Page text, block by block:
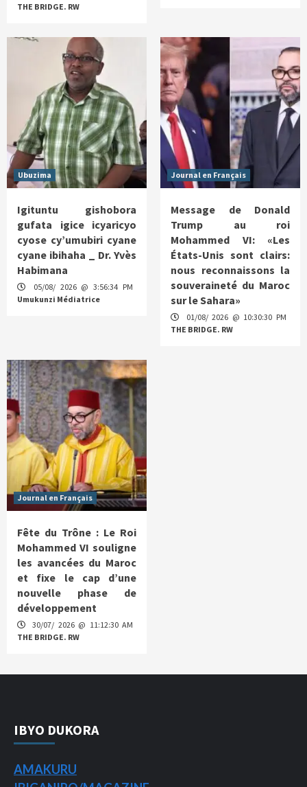
THE BRIDGE. RW
Ubuzima
Igituntu gishobora
gufata igice icyaricyo
cyose cy’umubiri cyane
cyane ibihaha _ Dr. Yvès
Habimana
05/08/ 2026 @ 3:56:34 PM
Umukunzi Médiatrice
Journal en Français
Message de Donald
Trump au roi
Mohammed VI: «Les
États-Unis sont clairs:
nous reconnaissons la
souveraineté du Maroc
sur le Sahara»
01/08/ 2026 @ 10:30:30 PM
THE BRIDGE. RW
Journal en Français
Fête du Trône : Le Roi
Mohammed VI souligne
les avancées du Maroc
et fixe le cap d’une
nouvelle phase de
développement
30/07/ 2026 @ 11:12:30 AM
THE BRIDGE. RW
IBYO DUKORA
AMAKURU